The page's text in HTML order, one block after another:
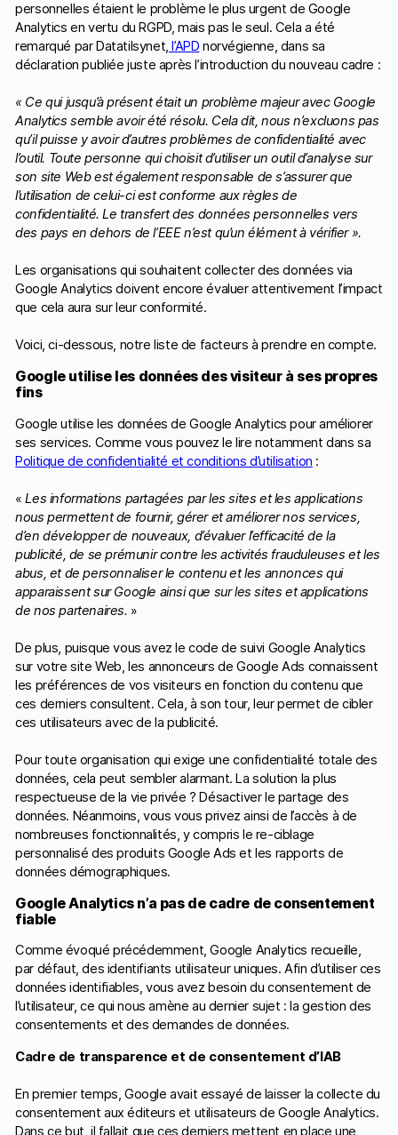
personnelles étaient le problème le plus urgent de Google
Analytics en vertu du RGPD, mais pas le seul. Cela a été
remarqué par Datatilsynet, l’APD norvégienne, dans sa
déclaration publiée juste après l’introduction du nouveau cadre :
« Ce qui jusqu’à présent était un problème majeur avec Google
Analytics semble avoir été résolu. Cela dit, nous n’excluons pas
qu’il puisse y avoir d’autres problèmes de confidentialité avec
l’outil. Toute personne qui choisit d’utiliser un outil d’analyse sur
son site Web est également responsable de s’assurer que
l’utilisation de celui-ci est conforme aux règles de
confidentialité. Le transfert des données personnelles vers
des pays en dehors de l’EEE n’est qu’un élément à vérifier».
Les organisations qui souhaitent collecter des données via
Google Analytics doivent encore évaluer attentivement l’impact
que cela aura sur leur conformité.
Voici, ci-dessous, notre liste de facteurs à prendre en compte.
Google utilise les données des visiteur à ses propres
fins
Google utilise les données de Google Analytics pour améliorer
ses services. Comme vous pouvez le lire notamment dans sa
Politique de confidentialité et conditions d’utilisation :
«Les informations partagées par les sites et les applications
nous permettent de fournir, gérer et améliorer nos services,
d’en développer de nouveaux, d’évaluer l’efficacité de la
publicité, de se prémunir contre les activités frauduleuses et les
abus, et de personnaliser le contenu et les annonces qui
apparaissent sur Google ainsi que sur les sites et applications
de nos partenaires. »
De plus, puisque vous avez le code de suivi Google Analytics
sur votre site Web, les annonceurs de Google Ads connaissent
les préférences de vos visiteurs en fonction du contenu que
ces derniers consultent. Cela, à son tour, leur permet de cibler
ces utilisateurs avec de la publicité.
Pour toute organisation qui exige une confidentialité totale des
données, cela peut sembler alarmant. La solution la plus
respectueuse de la vie privée ? Désactiver le partage des
données. Néanmoins, vous vous privez ainsi de l’accès à de
nombreuses fonctionnalités, y compris le re-ciblage
personnalisé des produits Google Ads et les rapports de
données démographiques.
Google Analytics n’a pas de cadre de consentement
fiable
Comme évoqué précédemment, Google Analytics recueille,
par défaut, des identifiants utilisateur uniques. Afin d’utiliser ces
données identifiables, vous avez besoin du consentement de
l’utilisateur, ce qui nous amène au dernier sujet : la gestion des
consentements et des demandes de données.
Cadre de transparence et de consentement d’IAB
En premier temps, Google avait essayé de laisser la collecte du
consentement aux éditeurs et utilisateurs de Google Analytics.
Dans ce but, il fallait que ces derniers mettent en place une